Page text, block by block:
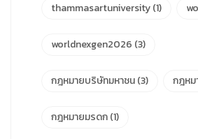
thammasartuniversity(1)
worldnexgen2026 (3)
กฎหมายบริษัทมหาชน(3) กฎหม
กฎหมายมรดก(1)